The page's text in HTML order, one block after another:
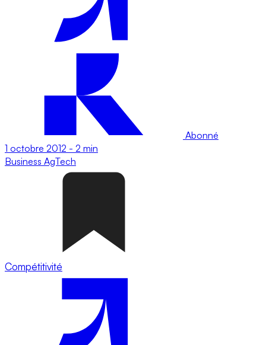
Abonné
1 octobre 2012 - 2 min
Business AgTech
Compétitivité